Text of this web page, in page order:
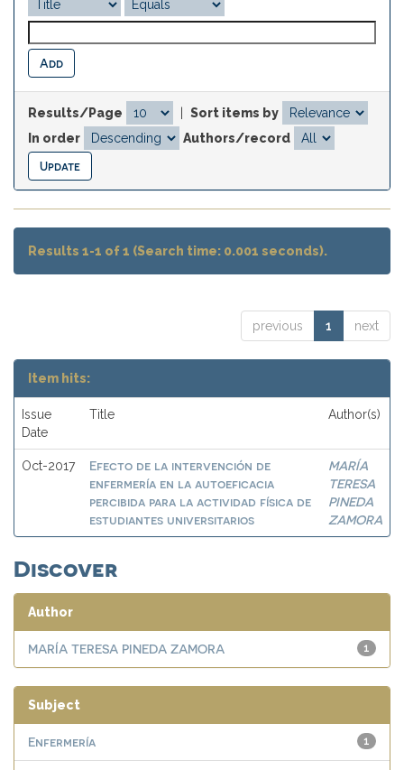
Results/Page
Sort items by
In order
Authors/record
Results 1-1 of 1 (Search time: 0.001 seconds).
previous 1 next
Item hits:
Issue
Date
Title Author(s)
Oct-2017
Efecto de la intervención de
enfermería en la autoeficacia
percibida para la actividad física de
estudiantes universitarios
MARÍA
TERESA
PINEDA
ZAMORA
Discover
Author
1
MARÍA TERESA PINEDA ZAMORA
Subject
1
Enfermería